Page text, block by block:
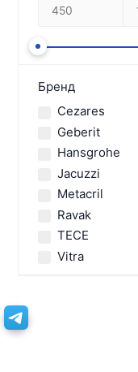
Бренд
Cezares
Geberit
Hansgrohe
Jacuzzi
Metacril
Ravak
TECE
Vitra